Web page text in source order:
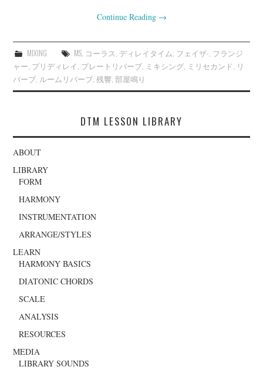
Continue Reading →
MIXING MS, コーラス, ディレイタイム, フェイザ-, フランジ
ャー, プリディレイ, プレートリバーブ, ミキシング, ミリセカンド, リ
バーブ, ルームリバーブ,残響,部屋鳴り
DTM LESSON LIBRARY
ABOUT
LIBRARY
FORM
HARMONY
INSTRUMENTATION
ARRANGE/STYLES
LEARN
HARMONY BASICS
DIATONIC CHORDS
SCALE
ANALYSIS
RESOURCES
MEDIA
LIBRARY SOUNDS